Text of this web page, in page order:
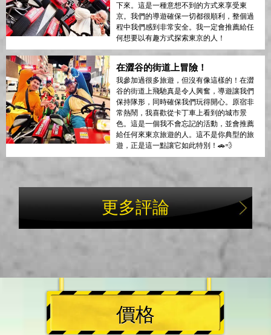
下來。這是一種意想不到的方式來享受東
京。我們的導遊確保一切都很順利，整個過
程中我們感到非常安全。我一定會推薦給任
何想要以有趣方式探索東京的人！
在澀谷的街道上冒險！
我參加過很多旅遊，但沒有像這樣的！在澀
谷的街道上飛馳真是令人興奮，導遊讓我們
保持隊形，同時確保我們玩得開心。原宿非
常熱鬧，我喜歡從卡丁車上看到的城市景
色。這是一個我不會忘記的活動，並會推薦
給任何來東京旅遊的人。這不是你典型的旅
遊，正是這一點讓它如此特別！🚗💨
更多評論
價格